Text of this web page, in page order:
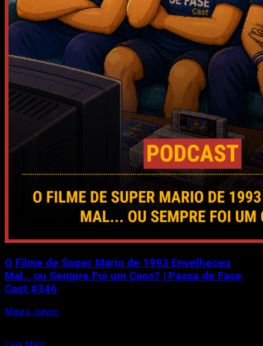
O Filme de Super Mario de 1993 Envelheceu
Mal… ou Sempre Foi um Caos? | Passa de Fase
Cast #346
Mauro Junior